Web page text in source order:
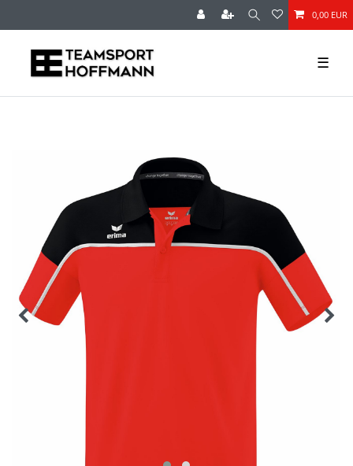
0,00 EUR
☰